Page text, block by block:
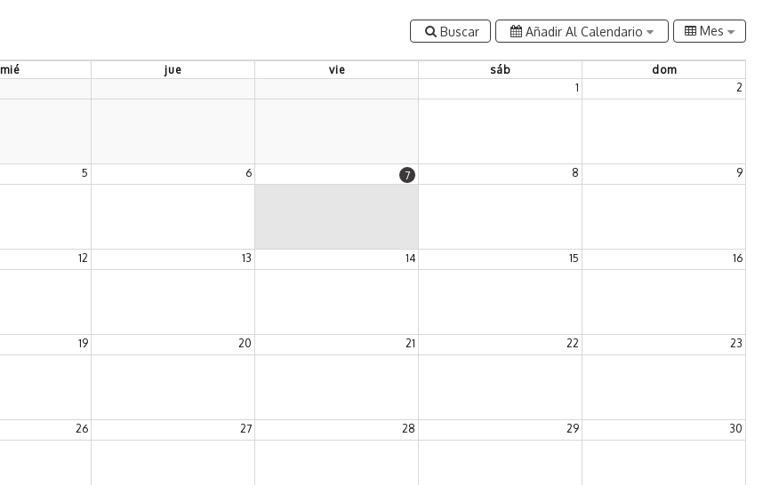
Buscar Añadir Al Calendario Mes
miércoles
mié jueves
jue viernes
vie sábado
sáb domingo
dom
1
2
5 6 7 8 9
12 13 14 15 16
19 20 21 22 23
26 27 28 29 30